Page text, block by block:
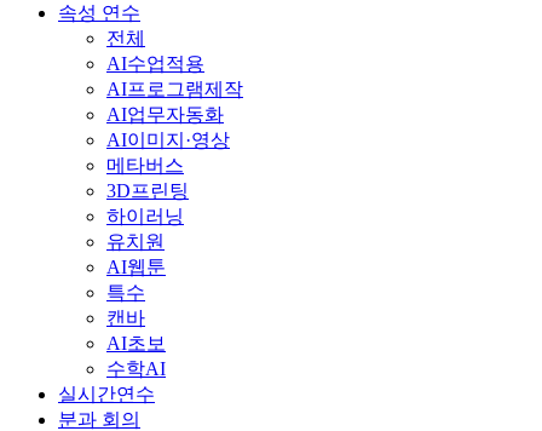
속성 연수
전체
AI수업적용
AI프로그램제작
AI업무자동화
AI이미지·영상
메타버스
3D프린팅
하이러닝
유치원
AI웹툰
특수
캔바
AI초보
수학AI
실시간연수
분과 회의